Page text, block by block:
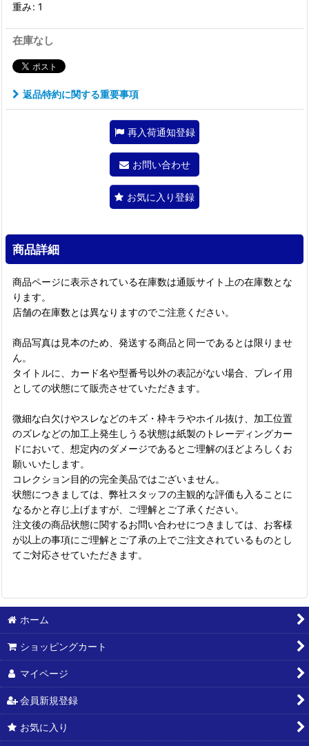
重み: 1
在庫なし
返品特約に関する重要事項
再入荷通知登録
お問い合わせ
お気に入り登録
商品詳細
商品ページに表示されている在庫数は通販サイト上の在庫数とな
ります。
店舗の在庫数とは異なりますのでご注意ください。
商品写真は見本のため、発送する商品と同一であるとは限りませ
ん。
タイトルに、カード名や型番号以外の表記がない場合、プレイ用
としての状態にて販売させていただきます。
微細な白欠けやスレなどのキズ・枠キラやホイル抜け、加工位置
のズレなどの加工上発生しうる状態は紙製のトレーディングカー
ドにおいて、想定内のダメージであるとご理解のほどよろしくお
願いいたします。
コレクション目的の完全美品ではございません。
状態につきましては、弊社スタッフの主観的な評価も入ることに
なるかと存じ上げますが、ご理解とご了承ください。
注文後の商品状態に関するお問い合わせにつきましては、お客様
が以上の事項にご理解とご了承の上でご注文されているものとし
てご対応させていただきます。
ホーム
ショッピングカート
マイページ
会員新規登録
お気に入り